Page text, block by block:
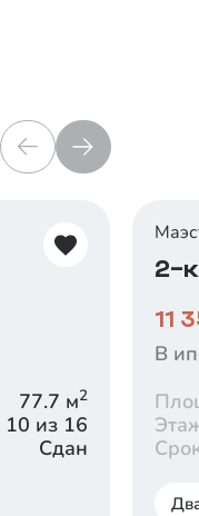
77.7 м2
10 из 16
Сдан
2-
11
В